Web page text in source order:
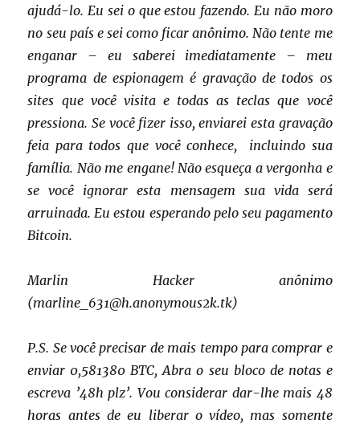
ajudá-lo. Eu sei o que estou fazendo. Eu não moro
no seu país e sei como ficar anônimo. Não tente me
enganar – eu saberei imediatamente – meu
programa de espionagem é gravação de todos os
sites que você visita e todas as teclas que você
pressiona. Se você fizer isso, enviarei esta gravação
feia para todos que você conhece, incluindo sua
família. Não me engane! Não esqueça a vergonha e
se você ignorar esta mensagem sua vida será
arruinada. Eu estou esperando pelo seu pagamento
Bitcoin.
Marlin Hacker anônimo
(marline_631@h.anonymous2k.tk)
P.S. Se você precisar de mais tempo para comprar e
enviar 0,581380 BTC, Abra o seu bloco de notas e
escreva ’48h plz’. Vou considerar dar-lhe mais 48
horas antes de eu liberar o vídeo, mas somente